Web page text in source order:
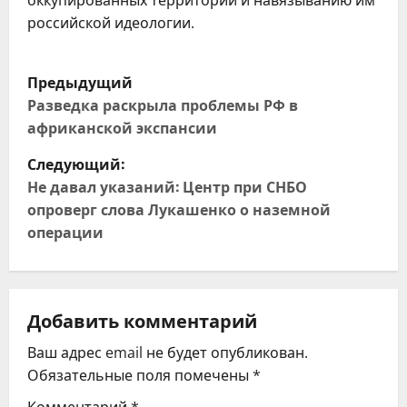
российской идеологии.
Н
а
в
и
г
а
ц
и
я
Предыдущий
Разведка раскрыла проблемы РФ в
африканской экспансии
Следующий:
Не давал указаний: Центр при СНБО
опроверг слова Лукашенко о наземной
операции
Добавить комментарий
Ваш адрес email не будет опубликован.
Обязательные поля помечены *